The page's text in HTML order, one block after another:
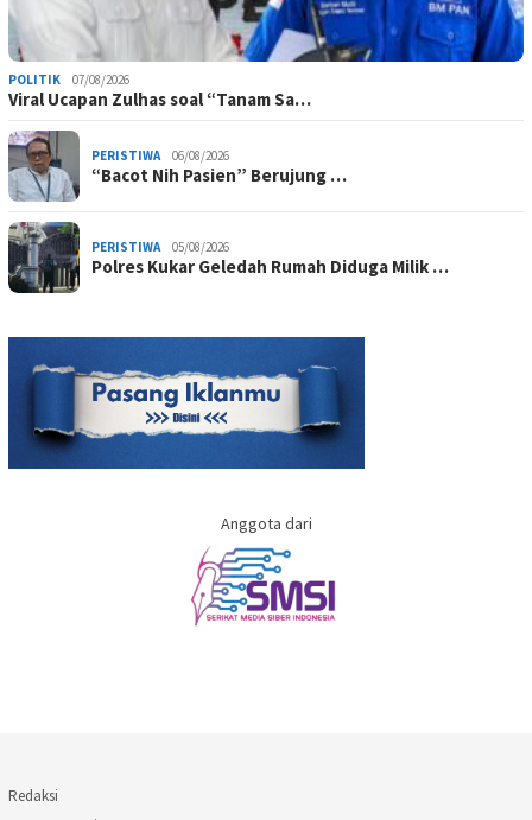
POLITIK 07/08/2026
Viral Ucapan Zulhas soal “Tanam Sa…
PERISTIWA 06/08/2026
“Bacot Nih Pasien” Berujung …
PERISTIWA 05/08/2026
Polres Kukar Geledah Rumah Diduga Milik …
Anggota dari
Redaksi